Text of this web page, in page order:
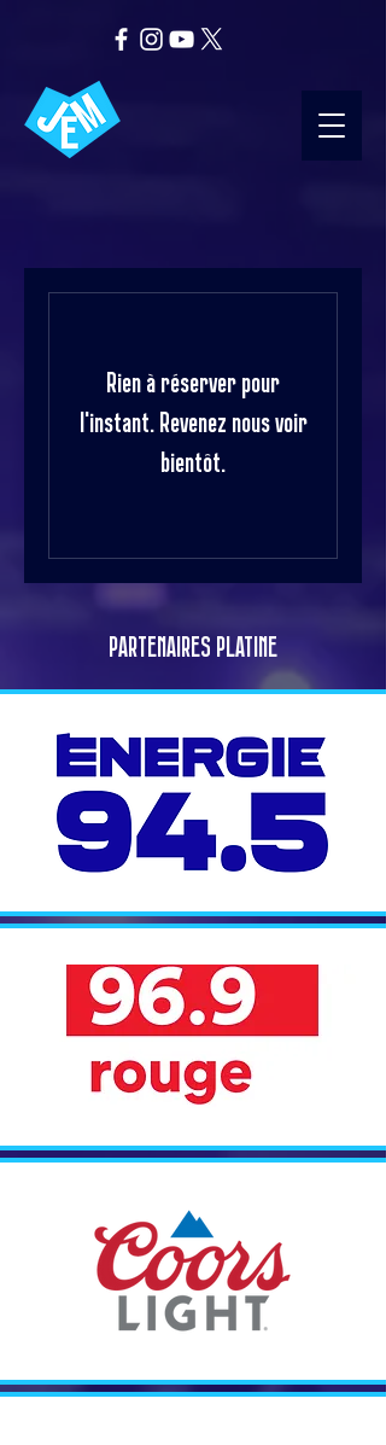
Rien à réserver pour
l'instant. Revenez nous voir
bientôt.
PARTENAIRES PLATINE